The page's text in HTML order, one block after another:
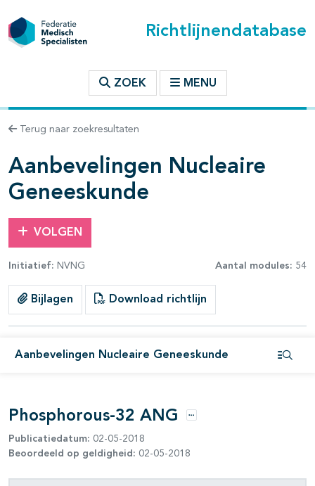
Richtlijnendatabase
ZOEK MENU
Terug naar zoekresultaten
Aanbevelingen Nucleaire
Geneeskunde
VOLGEN
Initiatief: NVNG Aantal modules: 54
Bijlagen Download richtlijn
Aanbevelingen Nucleaire Geneeskunde
binnen deze richtlijn
open- en dichtklappen
open- en dichtklappen
Phosphorous-32 ANG Opties
Publicatiedatum: 02-05-2018
Beoordeeld op geldigheid: 02-05-2018